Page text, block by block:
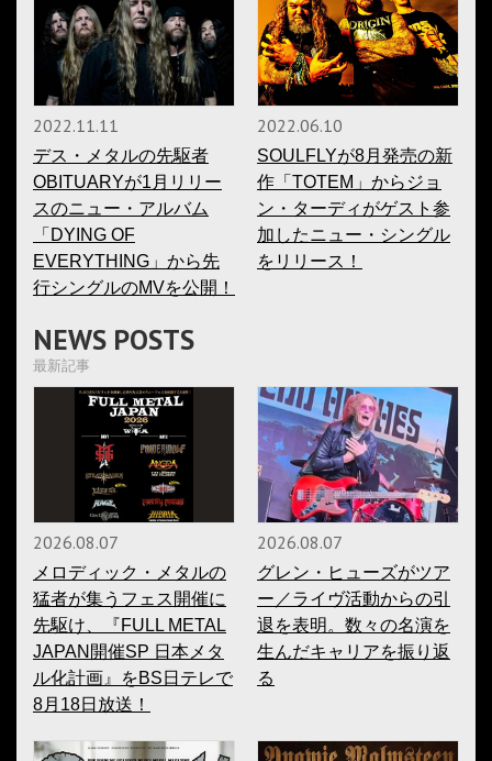
2022.11.11
デス・メタルの先駆者
OBITUARYが1月リリー
スのニュー・アルバム
「DYING OF
EVERYTHING」から先
行シングルのMVを公開！
2022.06.10
SOULFLYが8月発売の新
作「TOTEM」からジョ
ン・ターディがゲスト参
加したニュー・シングル
をリリース！
NEWS POSTS
最新記事
2026.08.07
メロディック・メタルの
猛者が集うフェス開催に
先駆け、『FULL METAL
JAPAN開催SP 日本メタ
ル化計画』をBS日テレで
8月18日放送！
2026.08.07
グレン・ヒューズがツア
ー／ライヴ活動からの引
退を表明。数々の名演を
生んだキャリアを振り返
る